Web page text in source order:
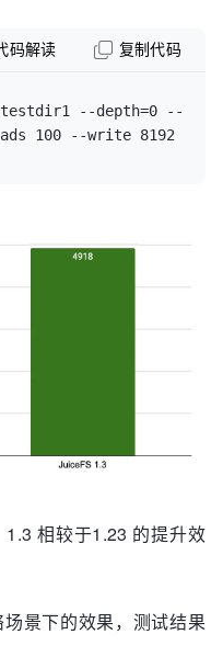
testdir1 --depth=0 --
码解读 复制代码
相较于1.23 的提升效
景下的效果，测试结果